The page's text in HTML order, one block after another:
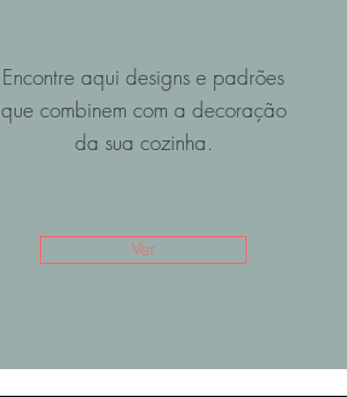
Encontre aqui designs e padrões
que combinem com a decoração
da sua cozinha.
Ver